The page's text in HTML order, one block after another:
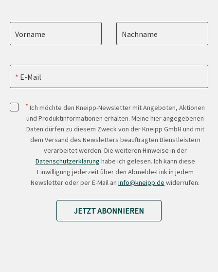
Vorname Nachname
E-Mail
* Ich möchte den Kneipp-Newsletter mit Angeboten, Aktionen
und Produktinformationen erhalten. Meine hier angegebenen
Daten dürfen zu diesem Zweck von der Kneipp GmbH und mit
dem Versand des Newsletters beauftragten Dienstleistern
verarbeitet werden. Die weiteren Hinweise in der
Datenschutzerklärung habe ich gelesen. Ich kann diese
Einwilligung jederzeit über den Abmelde-Link in jedem
Newsletter oder per E-Mail an Info@kneipp.de widerrufen.
JETZT ABONNIEREN